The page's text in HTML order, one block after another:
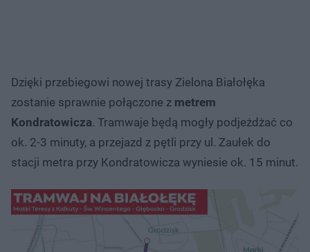
Dzięki przebiegowi nowej trasy Zielona Białołęka
zostanie sprawnie połączone z metrem
Kondratowicza. Tramwaje będą mogły podjeżdżać co
ok. 2-3 minuty, a przejazd z pętli przy ul. Zaułek do
stacji metra przy Kondratowicza wyniesie ok. 15 minut.